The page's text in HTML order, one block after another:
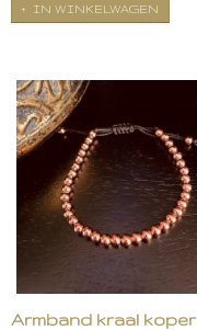
IN WINKELWAGEN
Armband kraal koper